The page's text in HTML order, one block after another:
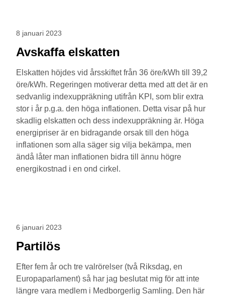
8 januari 2023
Avskaffa elskatten
Elskatten höjdes vid årsskiftet från 36 öre/kWh till 39,2
öre/kWh. Regeringen motiverar detta med att det är en
sedvanlig indexuppräkning utifrån KPI, som blir extra
stor i år p.g.a. den höga inflationen. Detta visar på hur
skadlig elskatten och dess indexuppräkning är. Höga
energipriser är en bidragande orsak till den höga
inflationen som alla säger sig vilja bekämpa, men
ändå låter man inflationen bidra till ännu högre
energikostnad i en ond cirkel.
6 januari 2023
Partilös
Efter fem år och tre valrörelser (två Riksdag, en
Europaparlament) så har jag beslutat mig för att inte
längre vara medlem i Medborgerlig Samling. Den här